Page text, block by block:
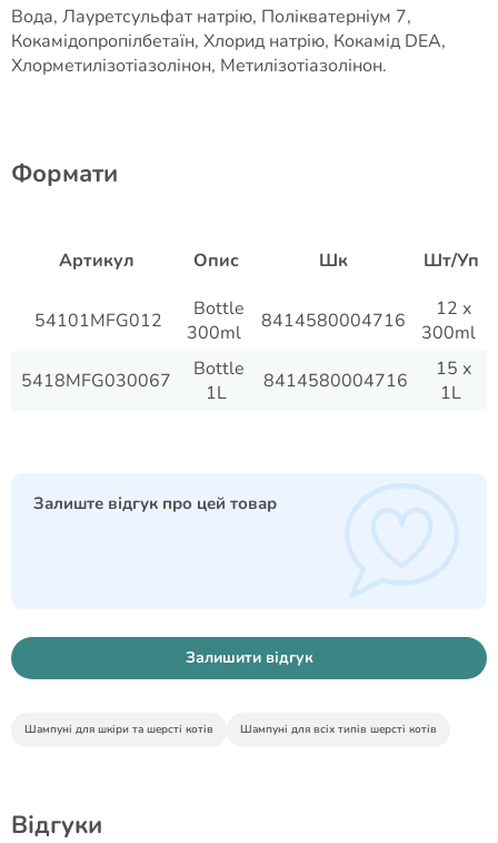
Вода, Лауретсульфат натрію, Полікватерніум 7,
Кокамідопропілбетаїн, Хлорид натрію, Кокамід DEA,
Хлорметилізотіазолінон, Метилізотіазолінон.
​Формати
Артикул Опис Шк Шт/Уп
54101MFG012
Bottle
300ml
8414580004716
12 x
300ml
5418MFG030067
Bottle
1L
8414580004716
15 x
1L
Залиште відгук про цей товар
Залишити відгук
Шампуні для шкіри та шерсті котів Шампуні для всіх типів шерсті котів
Відгуки